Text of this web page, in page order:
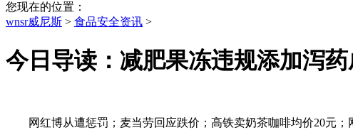
您现在的位置：
wnsr威尼斯 > 食品安全资讯 >
今日导读：减肥果冻违规添加泻
网红博从遭惩罚；麦当劳回应跌价；高铁卖奶茶咖啡均价20元；